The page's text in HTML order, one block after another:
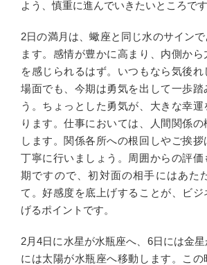
よう、慎重に進んでいきたいところです
2日の満月は、蠍座と同じ水のサイン
ます。感情が豊かに高まり、内側か
を感じられるはず。いつもなら気後
場面でも、今期は勇気を出して一歩踏
う。ちょっとした勇気が、大きな幸
ります。仕事においては、人間関係
します。関係各所への根回しやご挨拶
丁寧に行いましょう。周囲からの評
期ですので、初対面の相手にはあた
て。好感度を底上げすることが、ビ
げるポイントです。
2月4日に水星が水瓶座へ、6日には金
には太陽が水瓶座へ移動します。こ